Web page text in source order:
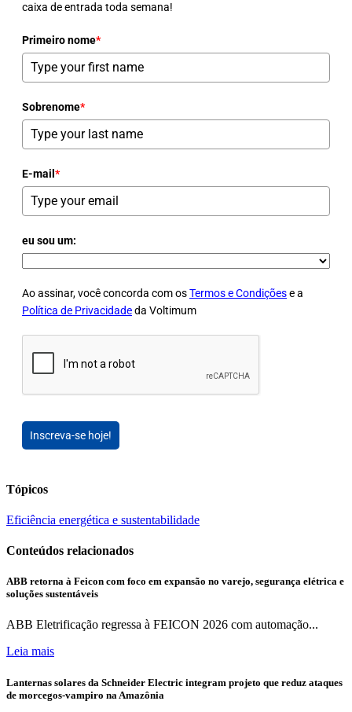
caixa de entrada toda semana!
Primeiro nome*
Sobrenome*
E-mail *
eu sou um:
Ao assinar, você concorda com osTermos e Condiçõese a
Política de Privacidadeda Voltimum
Inscreva-se hoje!
Tópicos
Eficiência energética e sustentabilidade
Conteúdos relacionados
ABB retorna à Feicon com foco em expansão no varejo, segurança elétrica e
soluções sustentáveis
ABB Eletrificação regressa à FEICON 2026 com automação...
Leia mais
Lanternas solares da Schneider Electric integram projeto que reduz ataques
de morcegos-vampiro na Amazônia